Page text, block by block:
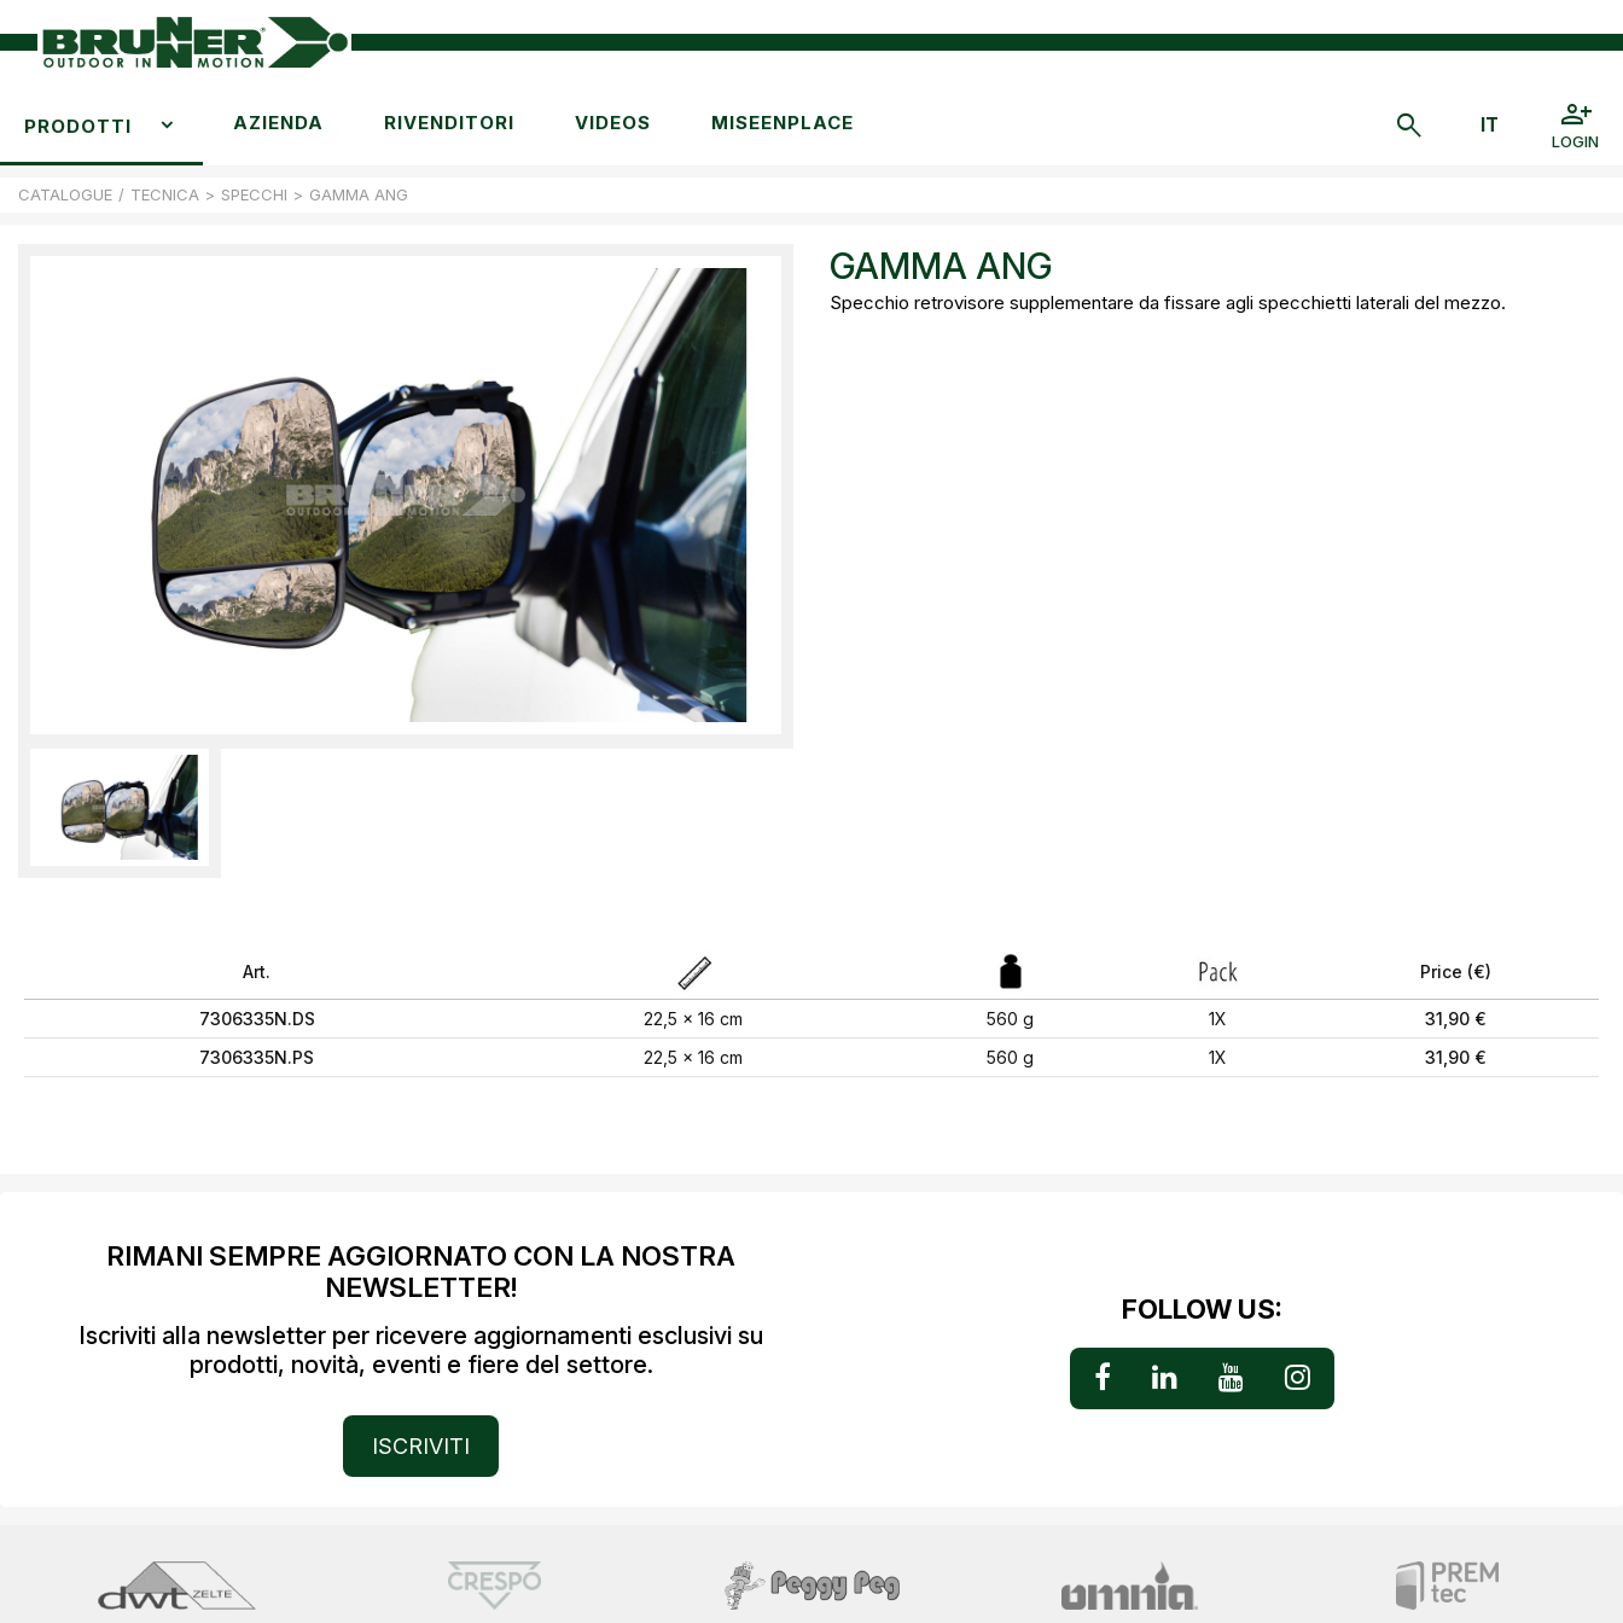
PRODOTTI AZIENDA RIVENDITORI VIDEOS MISEENPLACE
LOGIN
CATALOGUE / TECNICA > SPECCHI > GAMMA ANG
GAMMA ANG
Specchio retrovisore supplementare da fissare agli specchietti laterali del mezzo.
Art. Price (€)
7306335N.DS 22,5 x 16 cm 560 g 1X
31,90 €
7306335N.PS
22,5 x 16 cm 560 g 1X 31,90 €
RIMANI SEMPRE AGGIORNATO CON LA NOSTRA
NEWSLETTER!
Iscriviti alla newsletter per ricevere aggiornamenti esclusivi su
prodotti, novità, eventi e fiere del settore.
ISCRIVITI
FOLLOW US: